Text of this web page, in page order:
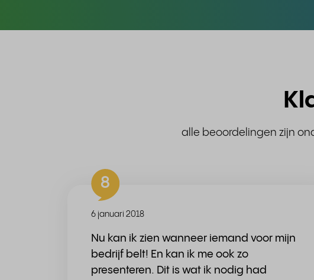
alle beoordelingen zijn
8
6 januari 2018
Nu kan ik zien wanneer iemand voor mijn
bedrijf belt! En kan ik me ook zo
presenteren. Dit is wat ik nodig had